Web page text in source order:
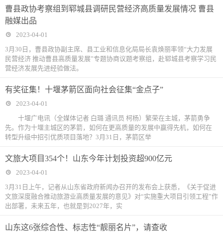
曹县政协考察组到郓城县调研民营经济高质量发展情况 曹县
融媒出品
2023-04-01
3月30日，曹县政协副主席、县工业和信息化局局长袁焕丽率领“大力发展
民营经济 推动曹县高质量发展”专题协商议题考察组，赴郓城县考察学习民
营经济发展先进经验做法。
有奖征集！十堰茅箭区面向社会征集“金点子”
2023-04-01
十堰广电讯（全媒体记者 白璐 通讯员 柯杨）繁荣在主城，茅箭勇争
先。作为十堰主城区的茅箭，如何在更高质量的发展中赢得先机，如何在
转型升级中招引优质项目落地？3月31日，茅箭区举
文旅大项目354个！山东今年计划投资超900亿元
2023-04-01
3月31日上午，记者从山东省政府新闻办召开的发布会上获悉，《关于促进
文旅深度融合推动旅游业高质量发展的意见》对“实施重大项目引领工程”作
出部署，未来五年，也就是到2027年，实
山东这6张综合性、标志性“靓丽名片”，请查收